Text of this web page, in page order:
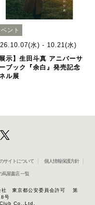
ント
水) - 10.21(水)
展示】生田斗真 アニバーサ
ブック『余白』発売記念
ル展
サイトについて 個人情報保護方針
蔦屋書店 一覧
社 東京都公安委員会許可 第
号
Co.,Ltd.